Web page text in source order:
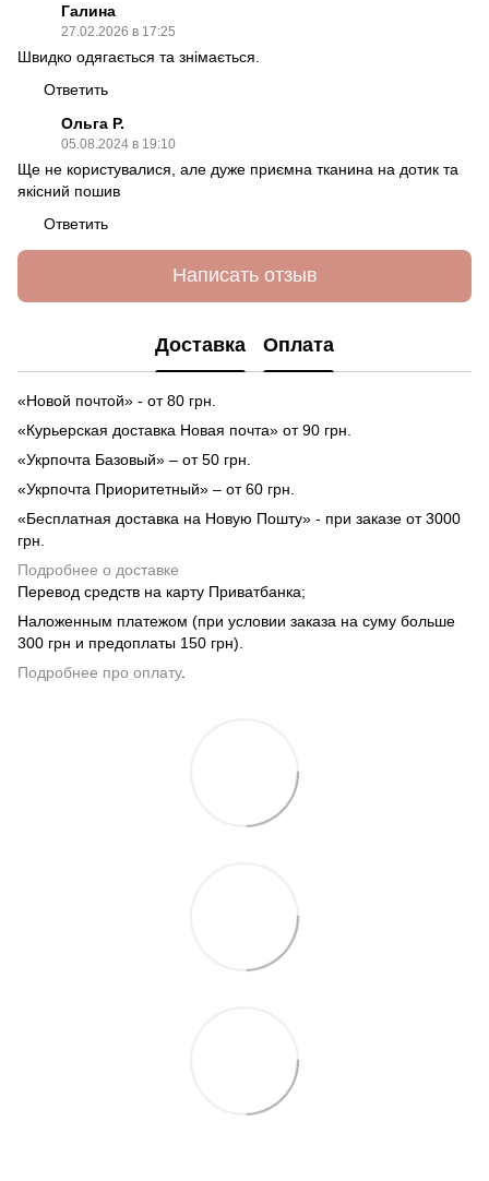
Галина
27.02.2026 в 17:25
Швидко одягається та знімається.
Ответить
Ольга Р.
05.08.2024 в 19:10
Ще не користувалися, але дуже приємна тканина на дотик та
якісний пошив
Ответить
Написать отзыв
Доставка Оплата
«Новой почтой» - от 80 грн.
«Курьерская доставка Новая почта» от 90 грн.
«Укрпочта Базовый» – от 50 грн.
«Укрпочта Приоритетный» – от 60 грн.
«Бесплатная доставка на Новую Пошту» - при заказе от 3000
грн.
Подробнее о доставке
Перевод средств на карту Приватбанка;
Наложенным платежом (при условии заказа на суму больше
300 грн и предоплаты 150 грн).
Подробнее про оплату.